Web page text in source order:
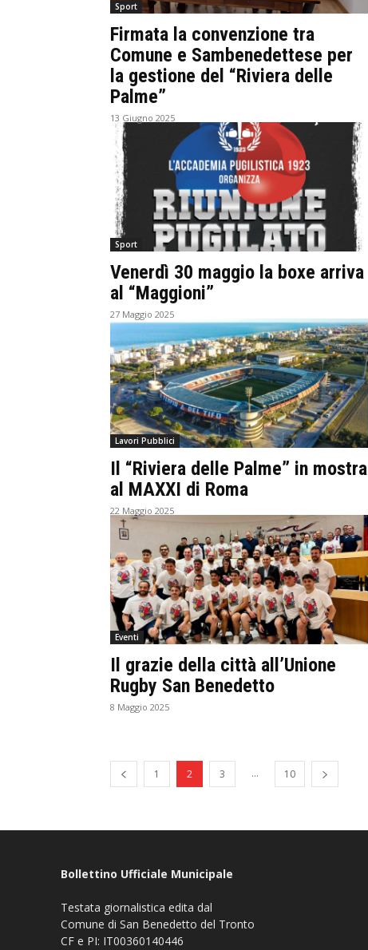
Sport
Firmata la convenzione tra
Comune e Sambenedettese per
la gestione del “Riviera delle
Palme”
13 Giugno 2025
Sport
Venerdì 30 maggio la boxe arriva
al “Maggioni”
27 Maggio 2025
Lavori Pubblici
Il “Riviera delle Palme” in mostra
al MAXXI di Roma
22 Maggio 2025
Eventi
Il grazie della città all’Unione
Rugby San Benedetto
8 Maggio 2025
1 2 3 ... 10
Bollettino Ufficiale Municipale
Testata giornalistica edita dal
Comune di San Benedetto del Tronto
CF e PI: IT00360140446